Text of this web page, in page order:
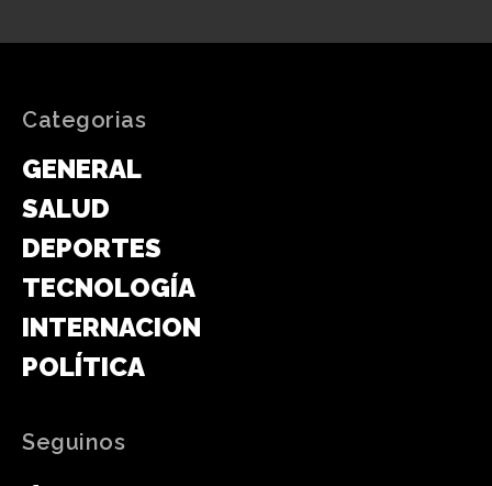
Categorias
GENERAL
SALUD
DEPORTES
TECNOLOGÍA
INTERNACIONAL
POLÍTICA
Seguinos